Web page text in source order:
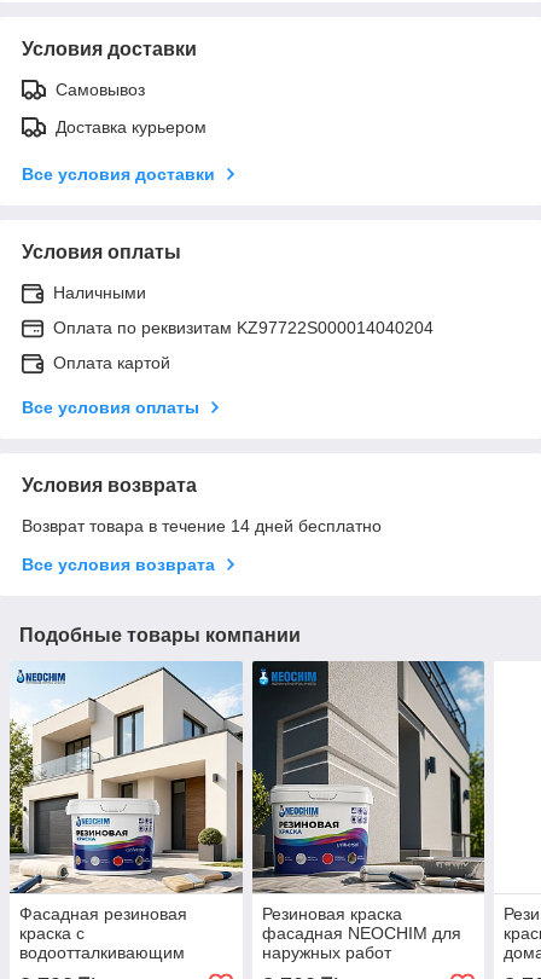
Условия доставки
Самовывоз
Доставка курьером
Все условия доставки
Условия оплаты
Наличными
Оплата по реквизитам KZ97722S000014040204
Оплата картой
Все условия оплаты
Условия возврата
Возврат товара в течение 14 дней бесплатно
Все условия возврата
Подобные товары компании
Фасадная резиновая
краска с
водоотталкивающим
эффектом
Резиновая краска
фасадная NEOCHIM для
наружных работ